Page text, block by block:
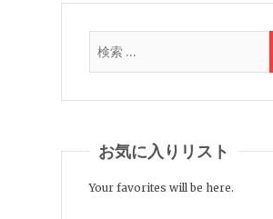
お気に入りリスト
Your favorites will be here.